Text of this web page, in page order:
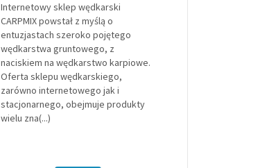
Internetowy sklep wędkarski
CARPMIX powstał z myślą o
entuzjastach szeroko pojętego
wędkarstwa gruntowego, z
naciskiem na wędkarstwo karpiowe.
Oferta sklepu wędkarskiego,
zarówno internetowego jak i
stacjonarnego, obejmuje produkty
wielu zna(...)